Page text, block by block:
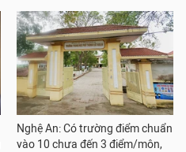
Nghệ An: Có trường điểm chuẩn
vào 10 chưa đến 3 điểm/môn,